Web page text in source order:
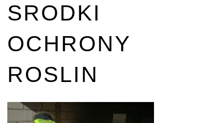
SRODKI
OCHRONY
ROSLIN